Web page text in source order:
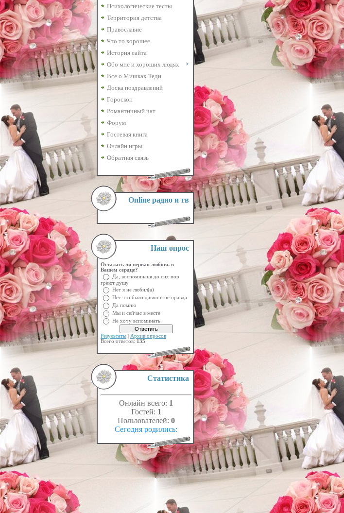
Психологические тесты
Территория детства
Православие
Что то хорошее
История сайта
Обо мне и хороших людях
Все о Мишках Теди
Доска поздравлений
Гороскоп
Романтичный чат
Форум
Гостевая книга
Онлайн игры
Обратная связь
Online радио и тв
Наш опрос
Осталась ли первая любовь в
Вашем сердце?
Да, воспоминаня до сих пор
греют душу
Нет я не любил(а)
Нет это было давно и не правда
Да помню
Мы и сейчас в месте
Не хочу вспоминать
Результаты
Архив опросов
Всего ответов: 135
Статистика
Онлайн всего: 1
Гостей: 1
Пользователей: 0
Сегодня родились: